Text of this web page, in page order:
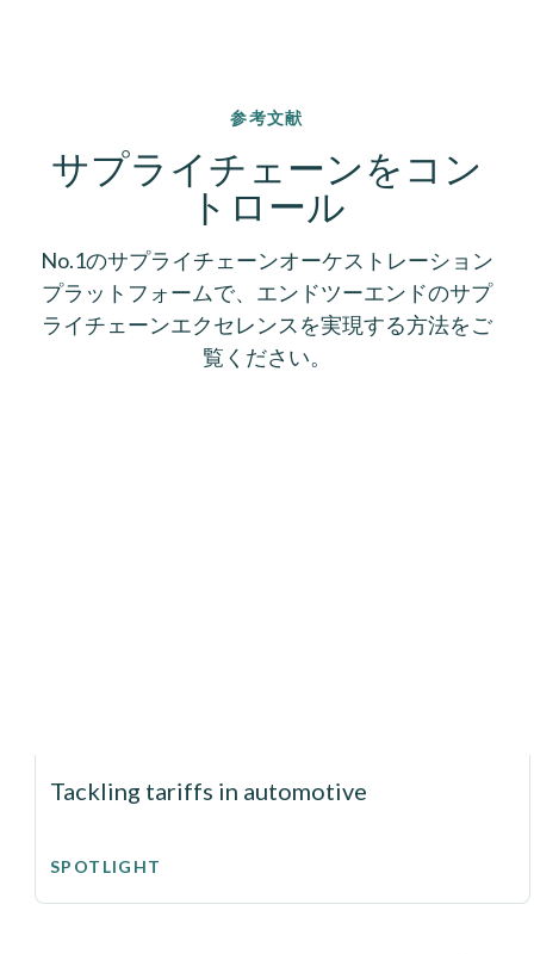
参考文献
サプライチェーンをコン
トロール
No.1のサプライチェーンオーケストレーション
プラットフォームで、エンドツーエンドのサプ
ライチェーンエクセレンスを実現する方法をご
覧ください。
Tackling tariffs in automotive
SPOTLIGHT